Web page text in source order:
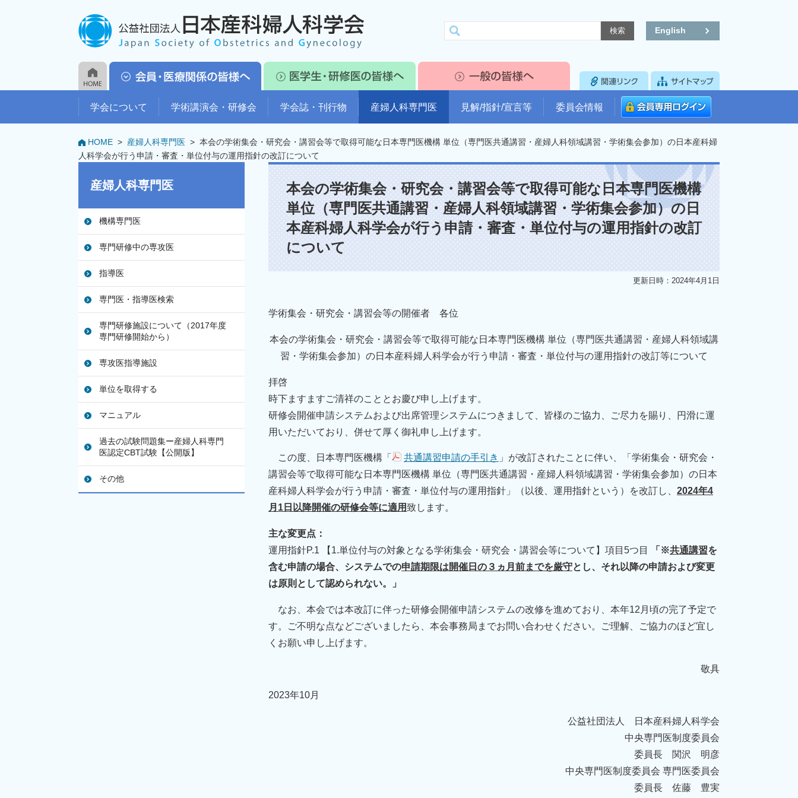
English
学会について 学術講演会・研修会 学会誌・刊行物 産婦人科専門医 見解/指針/宣言等 委員会情報
産婦人科専門医
機構専門医
専門研修中の専攻医
指導医
専門医・指導医検索
専門研修施設について（2017年度
専門研修開始から）
専攻医指導施設
単位を取得する
マニュアル
過去の試験問題集ー産婦人科専門
医認定CBT試験【公開版】
その他
HOME > 産婦人科専門医 > 本会の学術集会・研究会・講習会等で取得可能な日本専門医機構 単位（専門医共通講習・産婦人科領域講習・学術集会参加）の日本産科婦
人科学会が行う申請・審査・単位付与の運用指針の改訂について
本会の学術集会・研究会・講習会等で取得可能な日本専門医機構
単位（専門医共通講習・産婦人科領域講習・学術集会参加）の日
本産科婦人科学会が行う申請・審査・単位付与の運用指針の改訂
について
更新日時：2024年4月1日
学術集会・研究会・講習会等の開催者 各位
本会の学術集会・研究会・講習会等で取得可能な日本専門医機構 単位（専門医共通講習・産婦人科領域講
習・学術集会参加）の日本産科婦人科学会が行う申請・審査・単位付与の運用指針の改訂等について
拝啓
時下ますますご清祥のこととお慶び申し上げます。
研修会開催申請システムおよび出席管理システムにつきまして、皆様のご協力、ご尽力を賜り、円滑に運
用いただいており、併せて厚く御礼申し上げます。
この度、日本専門医機構「 共通講習申請の手引き 」が改訂されたことに伴い、「学術集会・研究会・
講習会等で取得可能な日本専門医機構 単位（専門医共通講習・産婦人科領域講習・学術集会参加）の日本
産科婦人科学会が行う申請・審査・単位付与の運用指針」（以後、運用指針という）を改訂し、 2024年4
月1日以降開催の研修会等に適用致します。
主な変更点：
運用指針P.1 【1.単位付与の対象となる学術集会・研究会・講習会等について】項目5つ目
「※共通講習を
含む申請の場合、システムでの申請期限は開催日の３ヵ月前までを厳守とし、それ以降の申請および変更
は原則として認められない。」
なお、本会では本改訂に伴った研修会開催申請システムの改修を進めており、本年12月頃の完了予定で
す。ご不明な点などございましたら、本会事務局までお問い合わせください。ご理解、ご協力のほど宜し
くお願い申し上げます。
敬具
2023年10月
公益社団法人 日本産科婦人科学会
中央専門医制度委員会
委員長 関沢 明彦
中央専門医制度委員会 専門医委員会
委員長 佐藤 豊実